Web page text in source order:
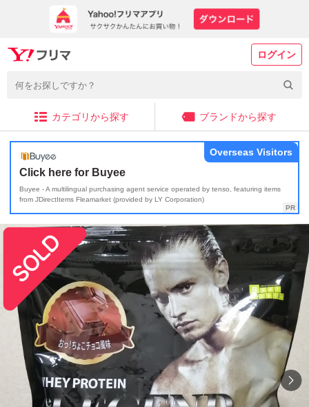
ログイン
カテゴリから探す ブランドから探す
Click here for Buyee
Buyee - A multilingual purchasing agent service operated by tenso, featuring items
from JDirectItems Fleamarket (provided by LY Corporation)
Overseas Visitors